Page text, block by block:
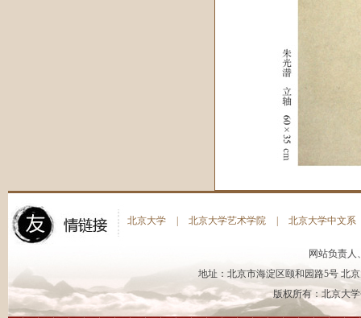
北京大学 北京大学艺术学院 北京大学中文系
网站负责
地址：北京市海淀区颐和园路5号 北
版权所有：北京大